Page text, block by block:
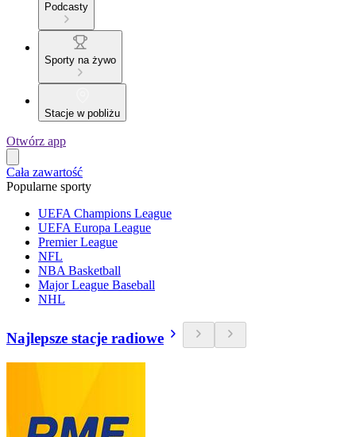
Podcasty
Sporty na żywo
Stacje w pobliżu
Otwórz app
Cała zawartość
Popularne sporty
UEFA Champions League
UEFA Europa League
Premier League
NFL
NBA Basketball
Major League Baseball
NHL
Najlepsze stacje radiowe